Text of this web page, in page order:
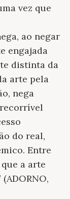
vez que
ao negar
engajada
distinta da
arte pela
nega
do real,
Entre
a arte